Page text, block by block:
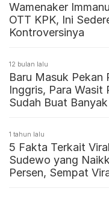
Wamenaker
OTT KPK, Ini
Kontroversinya
12 bulan lalu
Baru Masuk Pekan
Inggris, Para Wasit
Sudah Buat
1 tahun lalu
5 Fakta Terkait
Sudewo yang
Persen, Sempat